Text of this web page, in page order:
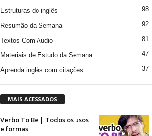
Estruturas do inglês 98
Resumão da Semana 92
Textos Com Audio 81
Materiais de Estudo da Semana 47
Aprenda inglês com citações 37
MAIS ACESSADOS
Verbo To Be | Todos os usos
e formas